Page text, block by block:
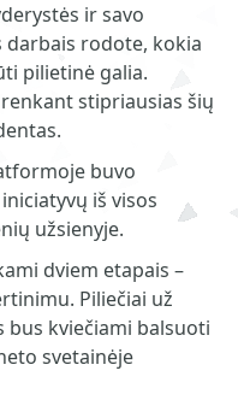
ir savo
darbais rodote, kokia
pilietinė galia.
stipriausias šių
buvo
iš visos
užsienyje.
dviem etapais –
Piliečiai už
bus kviečiami balsuoti
svetainėje